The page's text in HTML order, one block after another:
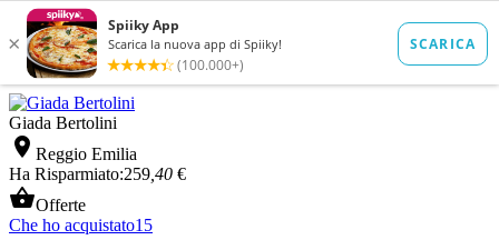
Giada Bertolini
 Reggio Emilia
Ha Risparmiato:259 ,40 €
Offerte
Che ho acquistato15